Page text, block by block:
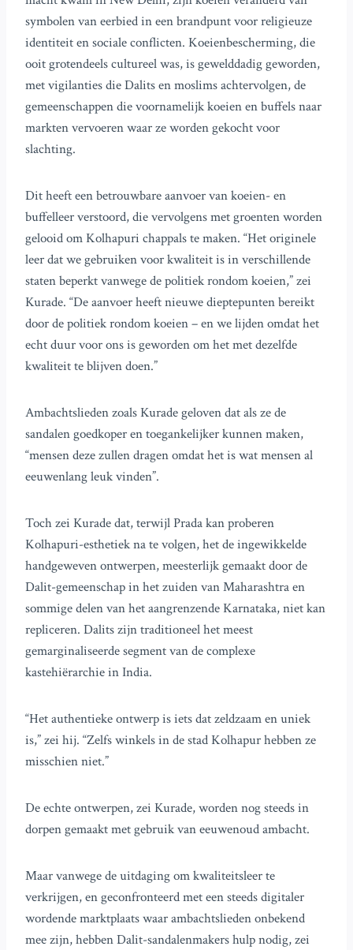
symbolen van eerbied in een brandpunt voor religieuze
identiteit en sociale conflicten. Koeienbescherming, die
ooit grotendeels cultureel was, is gewelddadig geworden,
met vigilanties die Dalits en moslims achtervolgen, de
gemeenschappen die voornamelijk koeien en buffels naar
markten vervoeren waar ze worden gekocht voor
slachting.
Dit heeft een betrouwbare aanvoer van koeien- en
buffelleer verstoord, die vervolgens met groenten worden
gelooid om Kolhapuri chappals te maken. “Het originele
leer dat we gebruiken voor kwaliteit is in verschillende
staten beperkt vanwege de politiek rondom koeien,” zei
Kurade. “De aanvoer heeft nieuwe dieptepunten bereikt
door de politiek rondom koeien – en we lijden omdat het
echt duur voor ons is geworden om het met dezelfde
kwaliteit te blijven doen.”
Ambachtslieden zoals Kurade geloven dat als ze de
sandalen goedkoper en toegankelijker kunnen maken,
“mensen deze zullen dragen omdat het is wat mensen al
eeuwenlang leuk vinden”.
Toch zei Kurade dat, terwijl Prada kan proberen
Kolhapuri-esthetiek na te volgen, het de ingewikkelde
handgeweven ontwerpen, meesterlijk gemaakt door de
Dalit-gemeenschap in het zuiden van Maharashtra en
sommige delen van het aangrenzende Karnataka, niet kan
repliceren. Dalits zijn traditioneel het meest
gemarginaliseerde segment van de complexe
kastehiërarchie in India.
“Het authentieke ontwerp is iets dat zeldzaam en uniek
is,” zei hij. “Zelfs winkels in de stad Kolhapur hebben ze
misschien niet.”
De echte ontwerpen, zei Kurade, worden nog steeds in
dorpen gemaakt met gebruik van eeuwenoud ambacht.
Maar vanwege de uitdaging om kwaliteitsleer te
verkrijgen, en geconfronteerd met een steeds digitaler
wordende marktplaats waar ambachtslieden onbekend
mee zijn, hebben Dalit-sandalenmakers hulp nodig, zei